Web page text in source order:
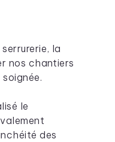
la
nos chantiers
le
des